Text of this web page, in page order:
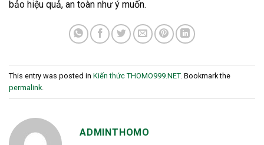
bảo hiệu quả, an toàn như ý muốn.
This entry was posted in Kiến thức THOMO999.NET. Bookmark the
permalink
ADMINTHOMO